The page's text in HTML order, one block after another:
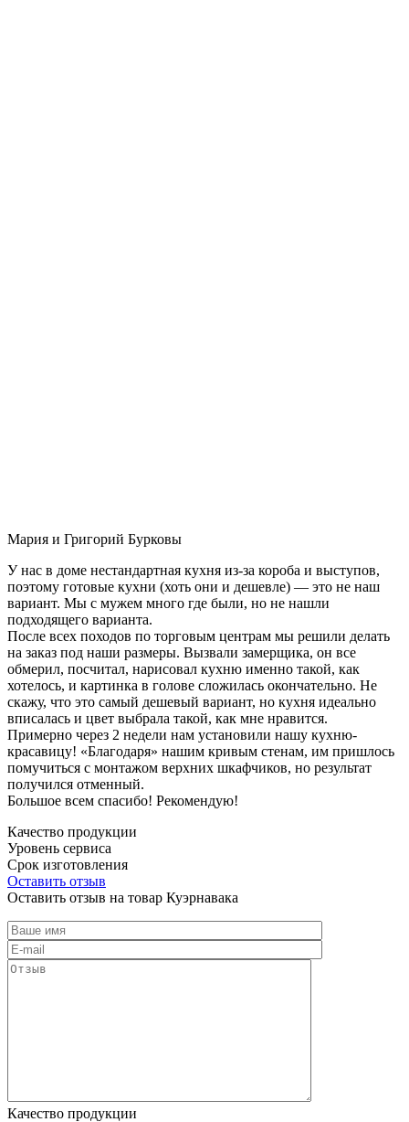
Мария и Григорий Бурковы
У нас в доме нестандартная кухня из-за короба и выступов,
поэтому готовые кухни (хоть они и дешевле) — это не наш
вариант. Мы с мужем много где были, но не нашли
подходящего варианта.
После всех походов по торговым центрам мы решили делать
на заказ под наши размеры. Вызвали замерщика, он все
обмерил, посчитал, нарисовал кухню именно такой, как
хотелось, и картинка в голове сложилась окончательно. Не
скажу, что это самый дешевый вариант, но кухня идеально
вписалась и цвет выбрала такой, как мне нравится.
Примерно через 2 недели нам установили нашу кухню-
красавицу! «Благодаря» нашим кривым стенам, им пришлось
помучиться с монтажом верхних шкафчиков, но результат
получился отменный.
Большое всем спасибо! Рекомендую!
Качество продукции
Уровень сервиса
Срок изготовления
Оставить отзыв
Оставить отзыв на товар Куэрнавака
Качество продукции